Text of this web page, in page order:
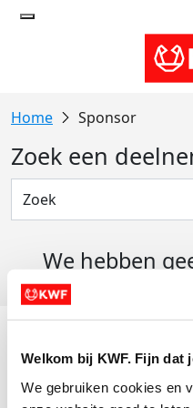
Welkom bij KWF. Fijn dat
We gebruiken cookies en
Sponsor
Zoek een
We hebben
Actiematerialen
Evenementen